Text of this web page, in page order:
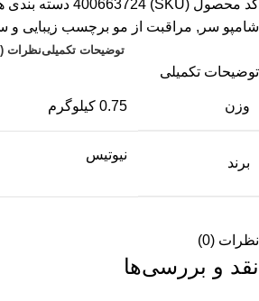
کد محصول (SKU) 400663724 دسته بندی
شامپو سر , مراقبت از مو برچسب زیبایی و
توضیحات تکمیلینظرات (0)
توضیحات تکمیلی
وزن 0.75 کیلوگرم
برند
نیوتیس
نظرات (0)
نقد و بررسی‌ها